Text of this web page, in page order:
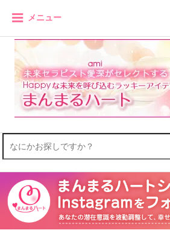
メニュー